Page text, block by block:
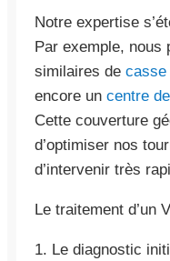
Notre expertise
Par exemple, nous
similaires de casse
encore un centre
Cette couverture
d’optimiser nos
d’intervenir très
Le traitement d’un
1. Le diagnostic